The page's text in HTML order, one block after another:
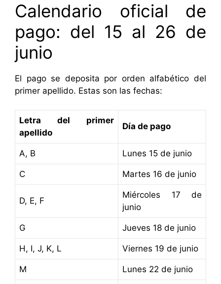
Calendario oficial de
pago: del 15 al 26 de
junio
El pago se deposita por orden alfabético del
primer apellido. Estas son las fechas:
Letra del primer
apellido
Día de pago
A, B Lunes 15 de junio
C Martes 16 de junio
D, E, F
Miércoles 17 de
junio
G Jueves 18 de junio
H, I, J, K, L Viernes 19 de junio
M Lunes 22 de junio